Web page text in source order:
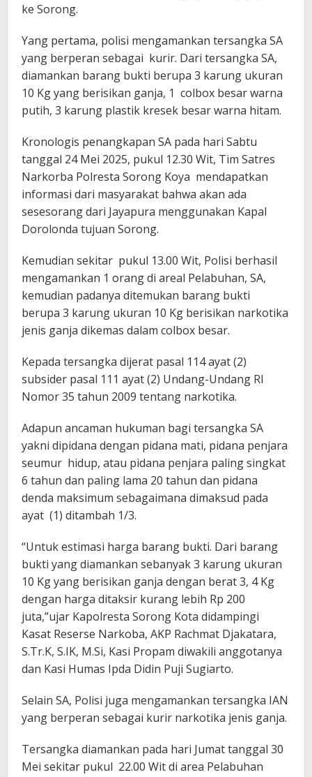
ke Sorong.
Yang pertama, polisi mengamankan tersangka SA
yang berperan sebagai kurir. Dari tersangka SA,
diamankan barang bukti berupa 3 karung ukuran
10 Kg yang berisikan ganja, 1 colbox besar warna
putih, 3 karung plastik kresek besar warna hitam.
Kronologis penangkapan SA pada hari Sabtu
tanggal 24 Mei 2025, pukul 12.30 Wit, Tim Satres
Narkorba Polresta Sorong Koya mendapatkan
informasi dari masyarakat bahwa akan ada
sesesorang dari Jayapura menggunakan Kapal
Dorolonda tujuan Sorong.
Kemudian sekitar pukul 13.00 Wit, Polisi berhasil
mengamankan 1 orang di areal Pelabuhan, SA,
kemudian padanya ditemukan barang bukti
berupa 3 karung ukuran 10 Kg berisikan narkotika
jenis ganja dikemas dalam colbox besar.
Kepada tersangka dijerat pasal 114 ayat (2)
subsider pasal 111 ayat (2) Undang-Undang RI
Nomor 35 tahun 2009 tentang narkotika.
Adapun ancaman hukuman bagi tersangka SA
yakni dipidana dengan pidana mati, pidana penjara
seumur hidup, atau pidana penjara paling singkat
6 tahun dan paling lama 20 tahun dan pidana
denda maksimum sebagaimana dimaksud pada
ayat (1) ditambah 1/3.
“Untuk estimasi harga barang bukti. Dari barang
bukti yang diamankan sebanyak 3 karung ukuran
10 Kg yang berisikan ganja dengan berat 3, 4 Kg
dengan harga ditaksir kurang lebih Rp 200
juta,”ujar Kapolresta Sorong Kota didampingi
Kasat Reserse Narkoba, AKP Rachmat Djakatara,
S.Tr.K, S.IK, M.Si, Kasi Propam diwakili anggotanya
dan Kasi Humas Ipda Didin Puji Sugiarto.
Selain SA, Polisi juga mengamankan tersangka IAN
yang berperan sebagai kurir narkotika jenis ganja.
Tersangka diamankan pada hari Jumat tanggal 30
Mei sekitar pukul 22.00 Wit di area Pelabuhan